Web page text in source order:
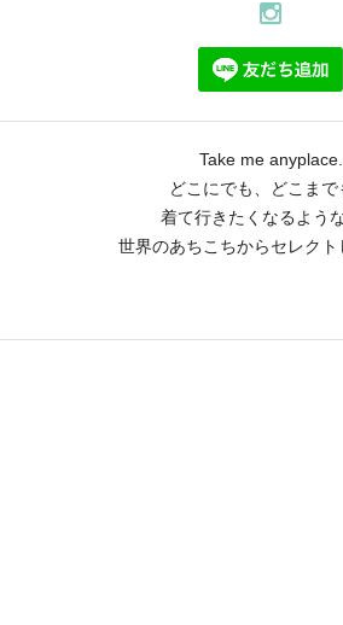
Take me anyplace.
どこにでも、どこまで
着て行きたくなるような
世界のあちこちからセレクト